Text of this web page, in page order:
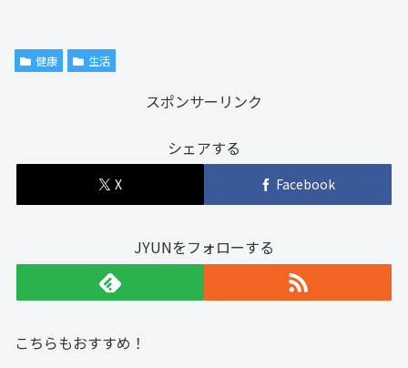
健康 生活
スポンサーリンク
シェアする
X Facebook
JYUNをフォローする
こちらもおすすめ！